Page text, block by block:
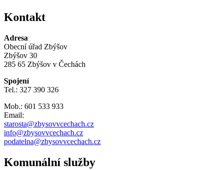
Kontakt
Adresa
Obecní úřad Zbýšov
Zbýšov 30
285 65 Zbýšov v Čechách
Spojení
Tel.: 327 390 326
Mob.: 601 533 933
Email:
starosta@zbysovvcechach.cz
info@zbysovvcechach.cz
podatelna@zbysovvcechach.cz
Komunální služby